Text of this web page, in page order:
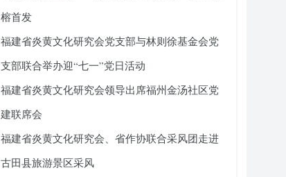
榕首发
福建省炎黄文化研究会党支部与林则徐基金会党
支部联合举办迎“七一”党日活动
福建省炎黄文化研究会领导出席福州金汤社区党
建联席会
福建省炎黄文化研究会、省作协联合采风团走进
古田县旅游景区采风